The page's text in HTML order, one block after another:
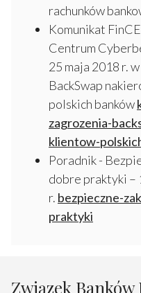
rachunków
Komunikat
Centrum
25 maja 2018 r.
BackSwap
polskich banków
zagrozenia-
klientow-
Poradnik -
dobre praktyki –
r. bezpieczne-
praktyki
Związek Banków